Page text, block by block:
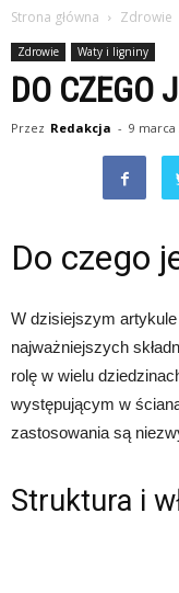
Strona główna Zdrowie
Zdrowie Waty i ligniny
DO CZEGO
Przez Redakcja - 9 marca
Do czego
W dzisiejszym
najważniejszych
rolę w wielu
występującym w
zastosowania są
Struktura i